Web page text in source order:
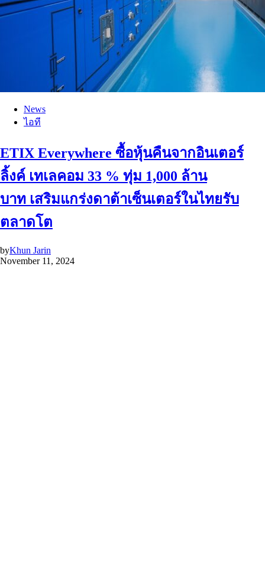
News
ไอที
ETIX Everywhere ซื้อหุ้นคืนจากอินเตอร์
ลิ้งค์ เทเลคอม 33 % ทุ่ม 1,000 ล้าน
บาท เสริมแกร่งดาต้าเซ็นเตอร์ในไทยรับ
ตลาดโต
byKhun Jarin
November 11, 2024